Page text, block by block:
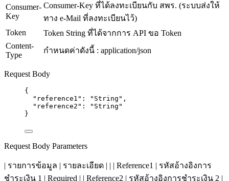
Consumer-
Key
Consumer-Key ที่ได้ลงทะเบียนกับ สพร. (ระบบส่งให้
ทาง e-Mail ที่ลงทะเบียนไว้)
Token
Token String ที่ได้จากการ API ขอ Token
Content-
Type
กำหนดค่าดังนี้ : application/json
Request Body
{
"reference1" : " String " ,
"reference2" : " String "
}
Request Body Parameters
| รายการข้อมูล | รายละเอียด | | | Reference1 | รหัสอ้างอิงการ
ชำระเงิน 1 | Required | | Reference2 | รหัสอ้างอิงการชำระเงิน 2 |